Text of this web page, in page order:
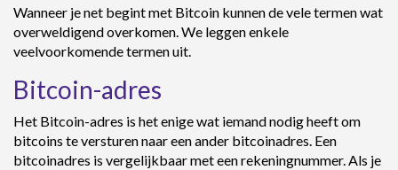
Wanneer je net begint met Bitcoin kunnen de vele termen wat
overweldigend overkomen. We leggen enkele
veelvoorkomende termen uit.
Bitcoin-adres
Het Bitcoin-adres is het enige wat iemand nodig heeft om
bitcoins te versturen naar een ander bitcoinadres. Een
bitcoinadres is vergelijkbaar met een rekeningnummer. Als je